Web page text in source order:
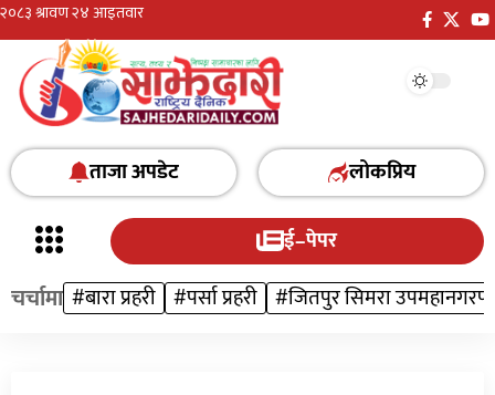
ताजा अपडेट
लोकप्रिय
ई–पेपर
चर्चामा #बारा प्रहरी #पर्सा प्रहरी #जितपुर सिमरा